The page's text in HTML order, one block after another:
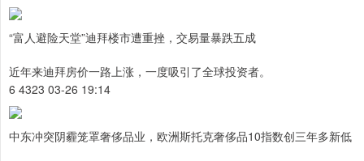
“富人避险天堂”迪拜楼市遭重挫，交易量暴跌五成
近年来迪拜房价一路上涨，一度吸引了全球投资者。
6 4323 03-26 19:14
中东冲突阴霾笼罩奢侈品业，欧洲斯托克奢侈品10指数创三年多新低